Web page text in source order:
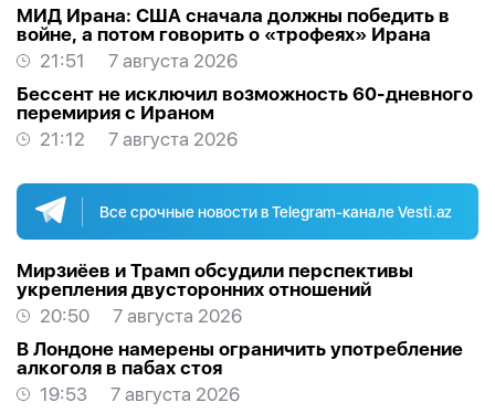
МИД Ирана: США сначала должны победить в
войне, а потом говорить о «трофеях» Ирана
21:51
7 августа 2026
Бессент не исключил возможность 60-дневного
перемирия с Ираном
21:12
7 августа 2026
Все срочные новости в Telegram-канале Vesti.az
Мирзиёев и Трамп обсудили перспективы
укрепления двусторонних отношений
20:50
7 августа 2026
В Лондоне намерены ограничить употребление
алкоголя в пабах стоя
19:53
7 августа 2026